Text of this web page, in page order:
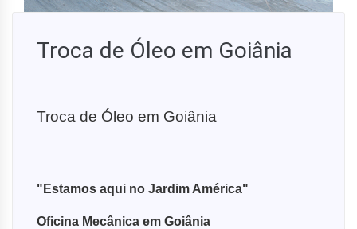
Troca de Óleo em Goiânia
Troca de Óleo em Goiânia
"Estamos aqui no Jardim América"
Oficina Mecânica em Goiânia